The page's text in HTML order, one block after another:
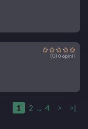
(0) 0 opinii
1 2 ... 4 > >|